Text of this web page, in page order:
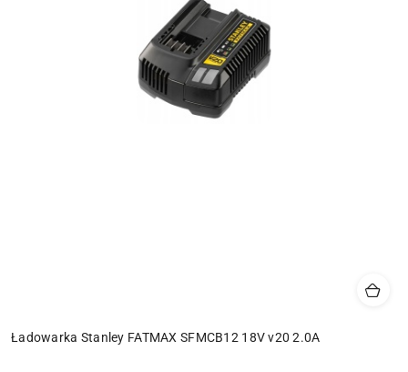
Ładowarka Stanley FATMAX SFMCB12 18V v20 2.0A